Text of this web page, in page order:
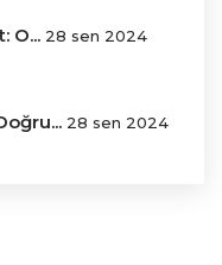
O... 28 sen 2024
28 sen 2024